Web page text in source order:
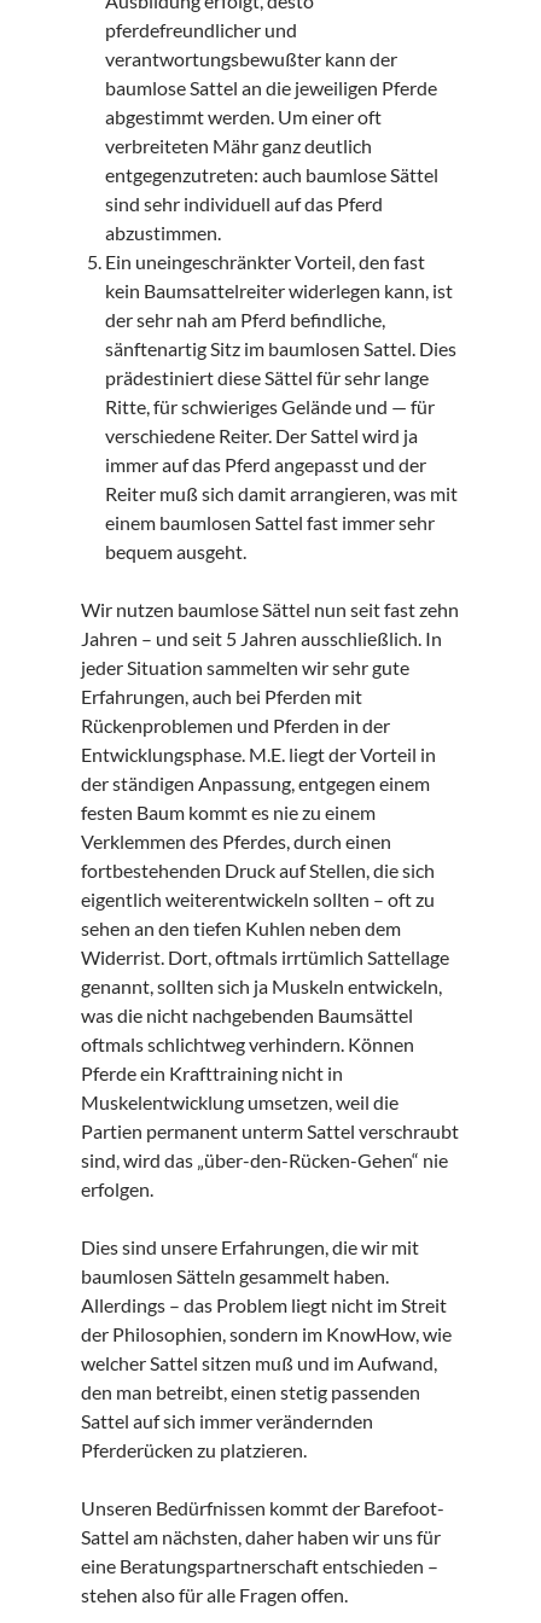
pferdefreundlicher und
verantwortungsbewußter kann der
baumlose Sattel an die jeweiligen Pferde
abgestimmt werden. Um einer oft
verbreiteten Mähr ganz deutlich
entgegenzutreten: auch baumlose Sättel
sind sehr individuell auf das Pferd
abzustimmen.
Ein uneingeschränkter Vorteil, den fast
kein Baumsattelreiter widerlegen kann, ist
der sehr nah am Pferd befindliche,
sänftenartig Sitz im baumlosen Sattel. Dies
prädestiniert diese Sättel für sehr lange
Ritte, für schwieriges Gelände und — für
verschiedene Reiter. Der Sattel wird ja
immer auf das Pferd angepasst und der
Reiter muß sich damit arrangieren, was mit
einem baumlosen Sattel fast immer sehr
bequem ausgeht.
Wir nutzen baumlose Sättel nun seit fast zehn
Jahren – und seit 5 Jahren ausschließlich. In
jeder Situation sammelten wir sehr gute
Erfahrungen, auch bei Pferden mit
Rückenproblemen und Pferden in der
Entwicklungsphase. M.E. liegt der Vorteil in
der ständigen Anpassung, entgegen einem
festen Baum kommt es nie zu einem
Verklemmen des Pferdes, durch einen
fortbestehenden Druck auf Stellen, die sich
eigentlich weiterentwickeln sollten – oft zu
sehen an den tiefen Kuhlen neben dem
Widerrist. Dort, oftmals irrtümlich Sattellage
genannt, sollten sich ja Muskeln entwickeln,
was die nicht nachgebenden Baumsättel
oftmals schlichtweg verhindern. Können
Pferde ein Krafttraining nicht in
Muskelentwicklung umsetzen, weil die
Partien permanent unterm Sattel verschraubt
sind, wird das „über-den-Rücken-Gehen“ nie
erfolgen.
Dies sind unsere Erfahrungen, die wir mit
baumlosen Sätteln gesammelt haben.
Allerdings – das Problem liegt nicht im Streit
der Philosophien, sondern im KnowHow, wie
welcher Sattel sitzen muß und im Aufwand,
den man betreibt, einen stetig passenden
Sattel auf sich immer verändernden
Pferderücken zu platzieren.
Unseren Bedürfnissen kommt der Barefoot-
Sattel am nächsten, daher haben wir uns für
eine Beratungspartnerschaft entschieden –
stehen also für alle Fragen offen.